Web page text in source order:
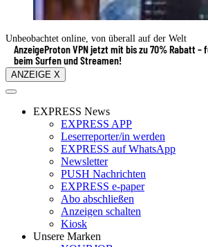
Unbeobachtet online, von überall auf der Welt
AnzeigeProton VPN jetzt mit bis zu 70% Rabatt –
beim Surfen und Streamen!
ANZEIGE X
EXPRESS News
EXPRESS APP
Leserreporter/in werden
EXPRESS auf WhatsApp
Newsletter
PUSH Nachrichten
EXPRESS e-paper
Abo abschließen
Anzeigen schalten
Kiosk
Unsere Marken